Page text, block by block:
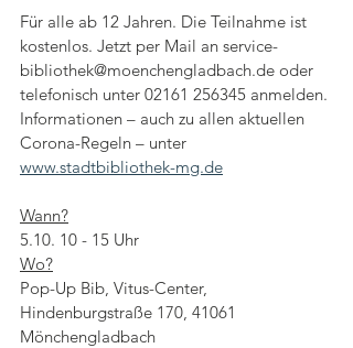
Für alle ab 12 Jahren. Die Teilnahme ist
kostenlos. Jetzt per Mail an service-
bibliothek@moenchengladbach.de oder
telefonisch unter 02161 256345 anmelden.
Informationen – auch zu allen aktuellen
Corona-Regeln – unter
www.stadtbibliothek-mg.de
Wann?
5.10. 10 - 15 Uhr
Wo?
Pop-Up Bib, Vitus-Center,
Hindenburgstraße 170, 41061
Mönchengladbach